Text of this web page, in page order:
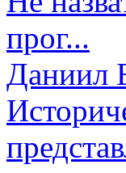
прог...
Даниил